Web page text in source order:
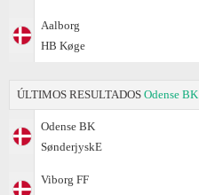
Aalborg
HB Køge
ÚLTIMOS RESULTADOS Odense BK
Odense BK
SønderjyskE
Viborg FF